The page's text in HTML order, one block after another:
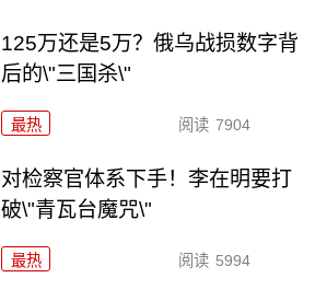
125万还是5万？俄乌战损数字背
后的\"三国杀\"
最热 阅读 7904
对检察官体系下手！李在明要打
破\"青瓦台魔咒\"
最热 阅读 5994